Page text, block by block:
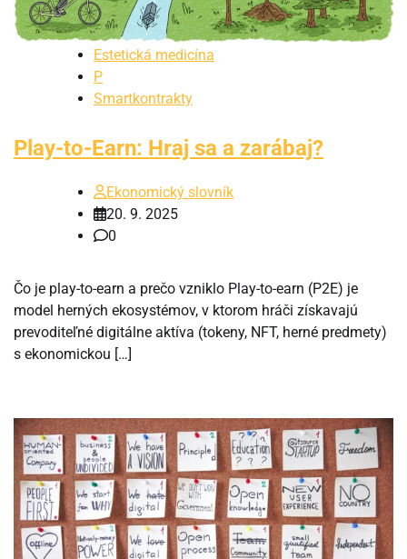
Estetická medicína
P
Smartkontrakty
Play-to-Earn: Hraj sa a zarábaj?
Ekonomický slovník
20. 9. 2025
0
Čo je play-to-earn a prečo vzniklo Play-to-earn (P2E) je
model herných ekosystémov, v ktorom hráči získavajú
prevoditeľné digitálne aktíva (tokeny, NFT, herné predmety)
s ekonomickou […]